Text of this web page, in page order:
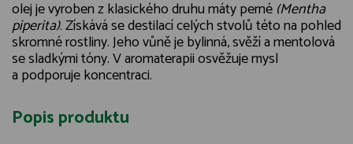
olej je vyroben z klasického druhu máty perné (Mentha
piperita). Získává se destilací celých stvolů této na pohled
skromné rostliny. Jeho vůně je bylinná, svěží a mentolová
se sladkými tóny. V aromaterapii osvěžuje mysl
a podporuje koncentraci.
Popis produktu